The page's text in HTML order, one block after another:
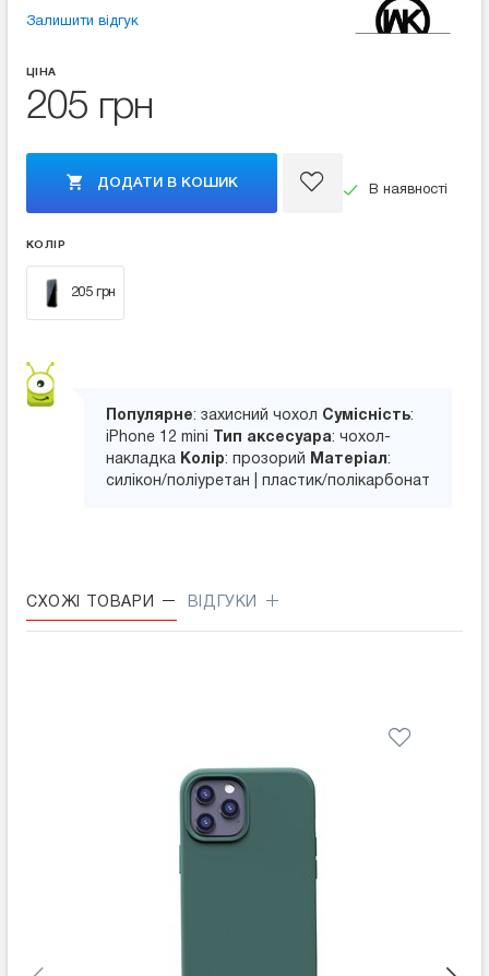
Залишити відгук
ЦІНА
205 грн
ДОДАТИ В КОШИК
В наявності
КОЛІР
205 грн
Популярне: захисний чохол Сумісність:
iPhone 12 mini
Тип аксесуара: чохол-
накладка Колір: прозорий Матеріал:
силікон/поліуретан | пластик/полікарбонат
СХОЖІ ТОВАРИ ВІДГУКИ